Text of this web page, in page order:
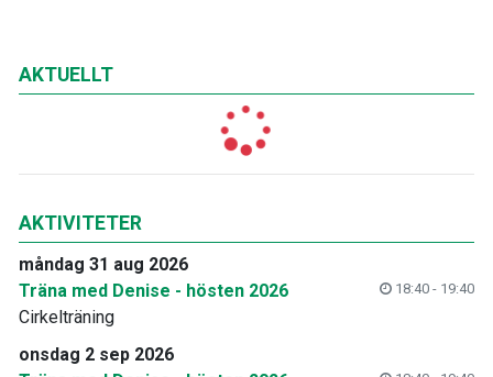
AKTUELLT
AKTIVITETER
måndag 31 aug 2026
Träna med Denise - hösten 2026
18:40 - 19:40
Cirkelträning
onsdag 2 sep 2026